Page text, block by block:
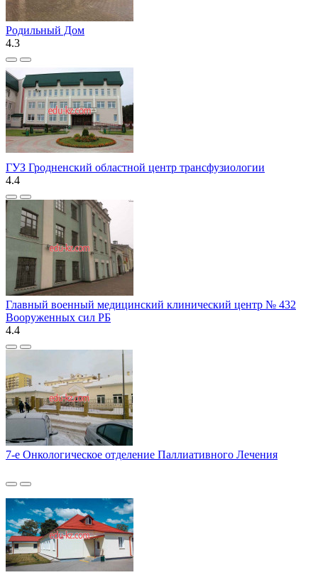
Родильный Дом
4.3
ГУЗ Гродненский областной центр трансфузиологии
4.4
Главный военный медицинский клинический центр № 432
Вооруженных сил РБ
4.4
7-е Онкологическое отделение Паллиативного Лечения